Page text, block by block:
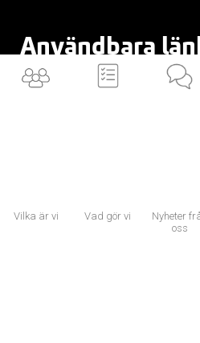
Användbara
NYTTIGA länkar
Vilka är vi Vad gör vi
Nyheter
oss